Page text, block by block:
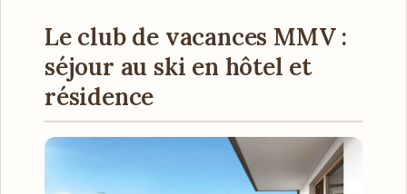
Le club de vacances MMV :
séjour au ski en hôtel et
résidence